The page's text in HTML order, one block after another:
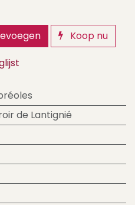
Koop nu
de Lantignié